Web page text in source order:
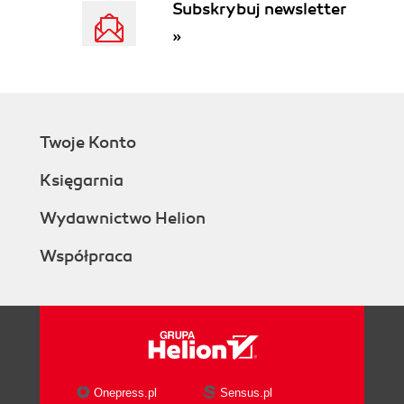
Dziedzina i wartości funkcji (93)
Miejsca zerowe funkcji (94)
nierówności (105)
układu współrzędnych (110)
Przesuwanie wykresu funkcji wzdłuż osi Oy
Przesuwanie wykresu funkcji wzdłuż osi Ox
*2.7. Przekształcenia wykresów funkcji - ciąg
2.8. Spoza podstawy programowej - inne
Subskrybuj newsletter
»
Twoje Konto
Księgarnia
Wydawnictwo Helion
Współpraca
Onepress.pl Sensus.pl